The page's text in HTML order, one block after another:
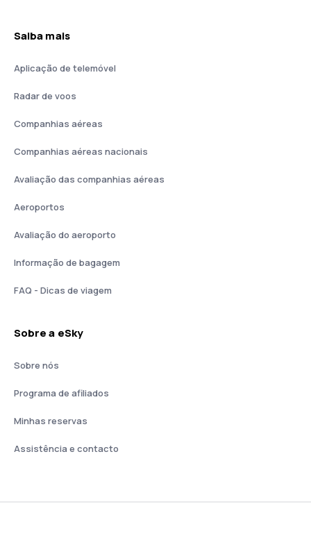
Saiba mais
Aplicação de telemóvel
Radar de voos
Companhias aéreas
Companhias aéreas nacionais
Avaliação das companhias aéreas
Aeroportos
Avaliação do aeroporto
Informação de bagagem
FAQ - Dicas de viagem
Sobre a eSky
Sobre nós
Programa de afiliados
Minhas reservas
Assistência e contacto